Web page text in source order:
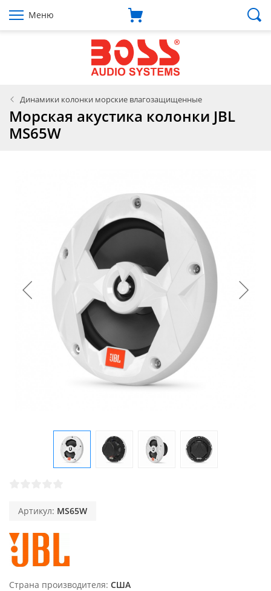
Меню
Динамики колонки морские влагозащищенные
Морская акустика колонки JBL
MS65W
Артикул: MS65W
Страна производителя США